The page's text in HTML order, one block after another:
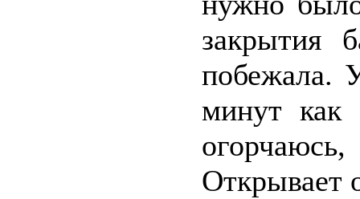
закрытия
побежала.
минут как
Открывает